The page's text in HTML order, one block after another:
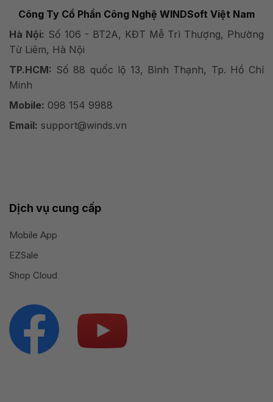
Công Ty Cổ Phần Công Nghệ WINDSoft Việt Nam
Hà Nội: Số 106 - BT2A, KĐT Mễ Trì Thượng, Phường
Từ Liêm, Hà Nội
TP.HCM: Số 88 quốc lộ 13, Bình Thạnh, Tp. Hồ Chí
Minh
Mobile: 098 154 9988
Email: support@winds.vn
Dịch vụ cung cấp
Mobile App
EZSale
Shop Cloud